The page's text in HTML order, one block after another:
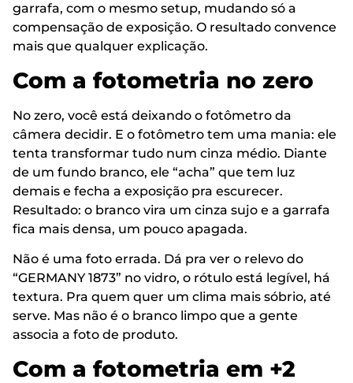
garrafa, com o mesmo setup, mudando só a
compensação de exposição. O resultado convence
mais que qualquer explicação.
Com a fotometria no zero
No zero, você está deixando o fotômetro da
câmera decidir. E o fotômetro tem uma mania: ele
tenta transformar tudo num cinza médio. Diante
de um fundo branco, ele “acha” que tem luz
demais e fecha a exposição pra escurecer.
Resultado: o branco vira um cinza sujo e a garrafa
fica mais densa, um pouco apagada.
Não é uma foto errada. Dá pra ver o relevo do
“GERMANY 1873” no vidro, o rótulo está legível, há
textura. Pra quem quer um clima mais sóbrio, até
serve. Mas não é o branco limpo que a gente
associa a foto de produto.
Com a fotometria em +2